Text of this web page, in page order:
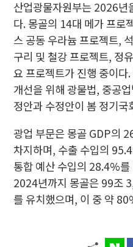
산업광물자원부는 2026년
다. 몽골의 14대 메가 프로
스 공동 우라늄 프로젝트,
구리 및 철강 프로젝트, 정
요 프로젝트가 진행 중이다
개선을 위해 광물법, 중공
정안과 수정안이 봄 정기
광업 부문은 몽골 GDP의
차지하며, 수출 수입의
통합 예산 수입의 28.4%
2024년까지 몽골은 99조
를 유치했으며, 이 중 약